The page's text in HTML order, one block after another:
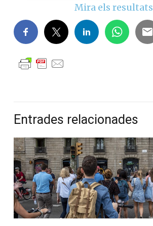
Mira els resultats
Entrades relacionades